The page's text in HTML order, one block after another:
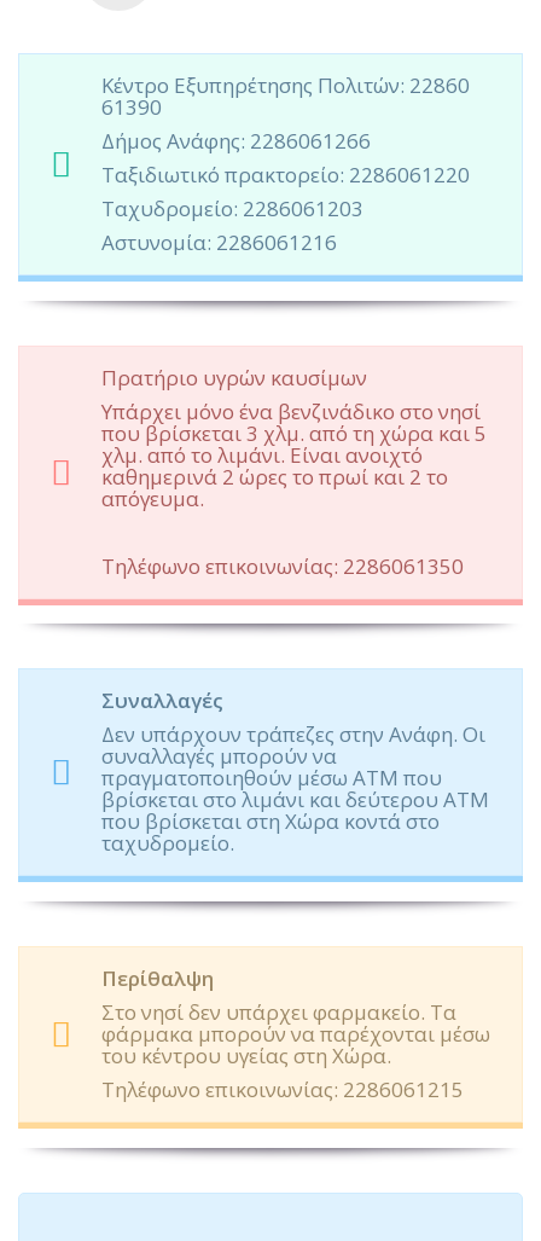
Κέντρο Εξυπηρέτησης Πολιτών: 22860
61390
Δήμος Ανάφης: 2286061266
Ταξιδιωτικό πρακτορείο: 2286061220
Ταχυδρομείο: 2286061203
Αστυνομία: 2286061216
Πρατήριο υγρών καυσίμων
Υπάρχει μόνο ένα βενζινάδικο στο νησί
που βρίσκεται 3 χλμ. από τη χώρα και 5
χλμ. από το λιμάνι. Είναι ανοιχτό
καθημερινά 2 ώρες το πρωί και 2 το
απόγευμα.
Τηλέφωνο επικοινωνίας: 2286061350
Συναλλαγές
Δεν υπάρχουν τράπεζες στην Ανάφη. Οι
συναλλαγές μπορούν να
πραγματοποιηθούν μέσω ΑΤΜ που
βρίσκεται στο λιμάνι και δεύτερου ΑΤΜ
που βρίσκεται στη Χώρα κοντά στο
ταχυδρομείο.
Περίθαλψη
Στο νησί δεν υπάρχει φαρμακείο. Τα
φάρμακα μπορούν να παρέχονται μέσω
του κέντρου υγείας στη Χώρα.
Τηλέφωνο επικοινωνίας: 2286061215